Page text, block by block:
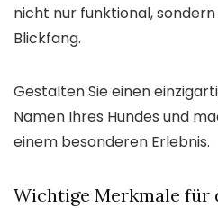
nicht nur funktional,
Blickfang.
Gestalten Sie einen
Namen Ihres Hundes und
einem besonderen Erlebnis.
Wichtige Merkmale für